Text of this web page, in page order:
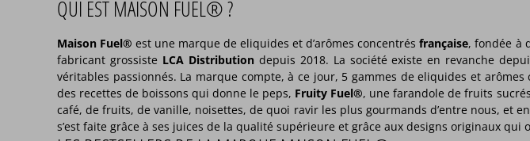
QUI EST MAISON FUEL® ?
Maison Fuel® est une marque de eliquides et d’arômes concentrés française, fondée à
fabricant grossiste LCA Distributiondepuis 2018. La société existe en revanche
véritables passionnés. La marque compte, à ce jour, 5 gammes de eliquides et arômes
des recettes de boissons qui donne le peps, Fruity Fuel®, une farandole de fruits
café, de fruits, de vanille, noisettes, de quoi ravir les plus gourmands d’entre nous, et
s’est faite grâce à ses juices de la qualité supérieure et grâce aux designs originaux qui